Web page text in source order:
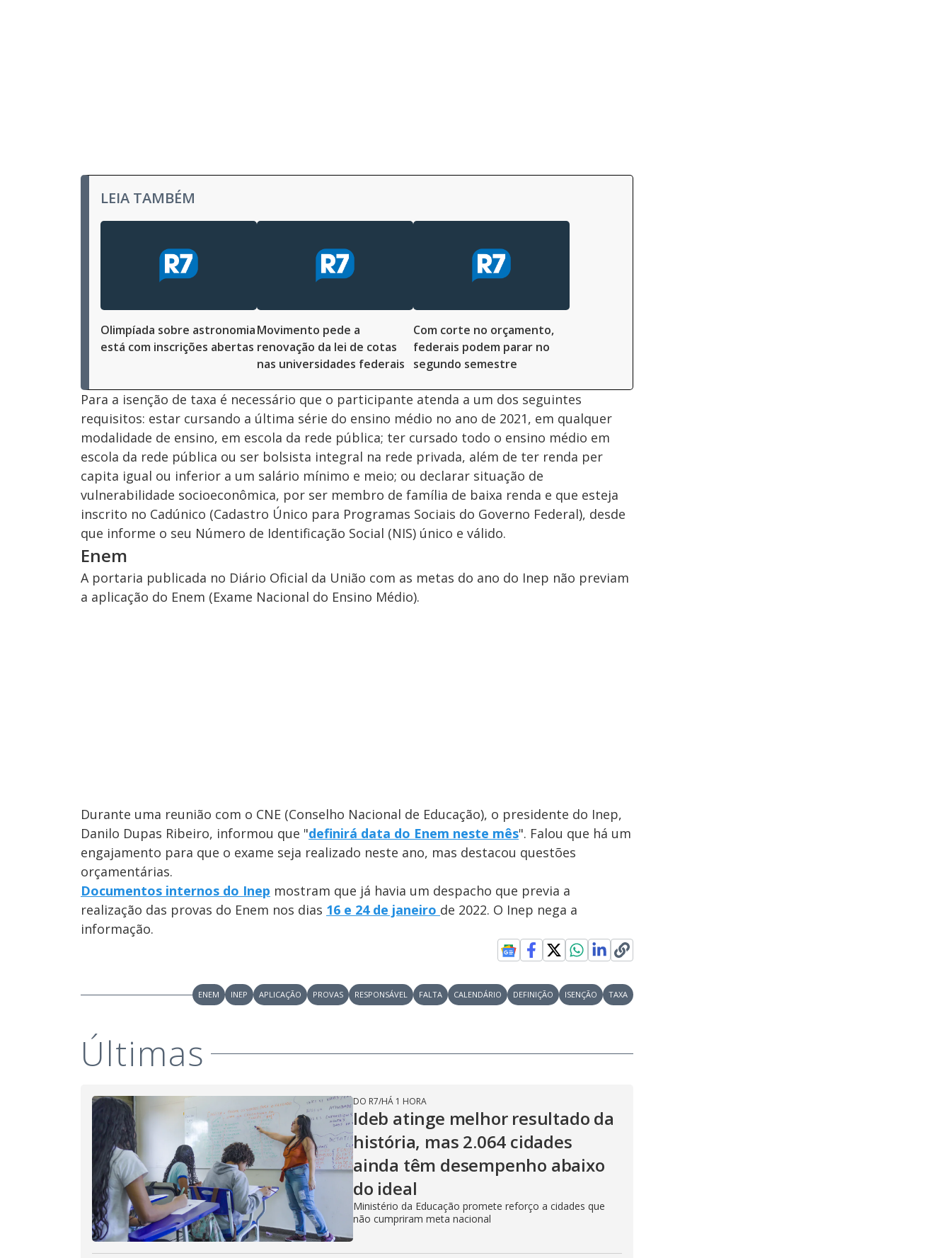
LEIA TAMBÉM
Olimpíada sobre astronomia
está com inscrições abertas
Movimento pede a
renovação da lei de cotas
nas universidades federais
Com corte no orçamento,
federais podem parar no
segundo semestre
Para a isenção de taxa é necessário que o participante atenda a um dos seguintes
requisitos: estar cursando a última série do ensino médio no ano de 2021, em qualquer
modalidade de ensino, em escola da rede pública; ter cursado todo o ensino médio em
escola da rede pública ou ser bolsista integral na rede privada, além de ter renda per
capita igual ou inferior a um salário mínimo e meio; ou declarar situação de
vulnerabilidade socioeconômica, por ser membro de família de baixa renda e que esteja
inscrito no Cadúnico (Cadastro Único para Programas Sociais do Governo Federal), desde
que informe o seu Número de Identificação Social (NIS) único e válido.
Enem
A portaria publicada no Diário Oficial da União com as metas do ano do Inep não previam
a aplicação do Enem (Exame Nacional do Ensino Médio).
Durante uma reunião com o CNE (Conselho Nacional de Educação), o presidente do Inep,
Danilo Dupas Ribeiro, informou que "definirá data do Enem neste mês". Falou que há um
engajamento para que o exame seja realizado neste ano, mas destacou questões
orçamentárias.
Documentos internos do Inep mostram que já havia um despacho que previa a
realização das provas do Enem nos dias 16 e 24 de janeiro de 2022. O Inep nega a
informação.
ENEM INEP APLICAÇÃO PROVAS RESPONSÁVEL FALTA CALENDÁRIO DEFINIÇÃO ISENÇÃO TAXA
Últimas
DO R7/HÁ 1 HORA
Ideb atinge melhor resultado da
história, mas 2.064 cidades
ainda têm desempenho abaixo
do ideal
Ministério da Educação promete reforço a cidades que
não cumpriram meta nacional